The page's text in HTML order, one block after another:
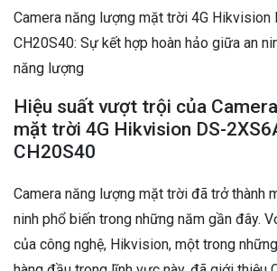
Camera năng lượng mặt trời 4G Hikvision
CH20S40: Sự kết hợp hoàn hảo giữa an
năng lượng
Hiệu suất vượt trội của
mặt trời 4G Hikvision DS-
CH20S40
Camera năng lượng mặt trời đã trở thành
ninh phổ biến trong những năm gần đây.
của công nghệ, Hikvision, một trong